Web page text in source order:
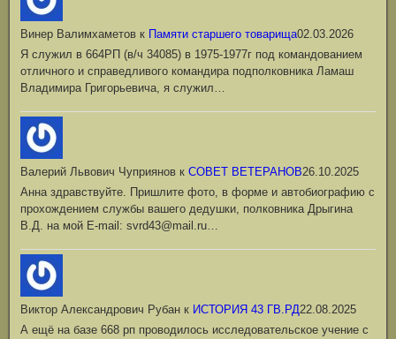
Винер Валимхаметов к Памяти старшего товарища02.03.2026
Я служил в 664РП (в/ч 34085) в 1975-1977г под командованием
отличного и справедливого командира подполковника Ламаш
Владимира Григорьевича, я служил…
Валерий Львович Чуприянов к СОВЕТ ВЕТЕРАНОВ26.10.2025
Анна здравствуйте. Пришлите фото, в форме и автобиографию с
прохождением службы вашего дедушки, полковника Дрыгина
В.Д. на мой Е-mail: svrd43@mail.ru…
Виктор Александрович Рубан к ИСТОРИЯ 43 ГВ.РД22.08.2025
А ещё на базе 668 рп проводилось исследовательское учение с